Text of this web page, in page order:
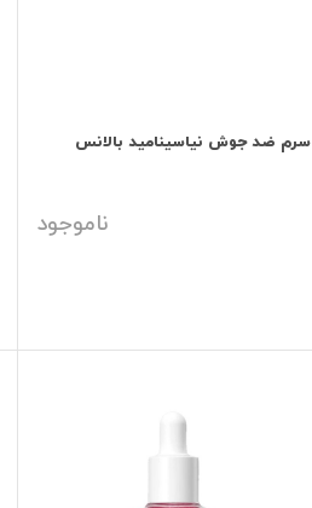
سرم ضد جوش نیاسینامید بالانس
ناموجود